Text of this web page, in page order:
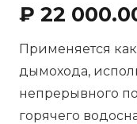
₽ 22
Применяется как
дымохода,
непрерывного
горячего